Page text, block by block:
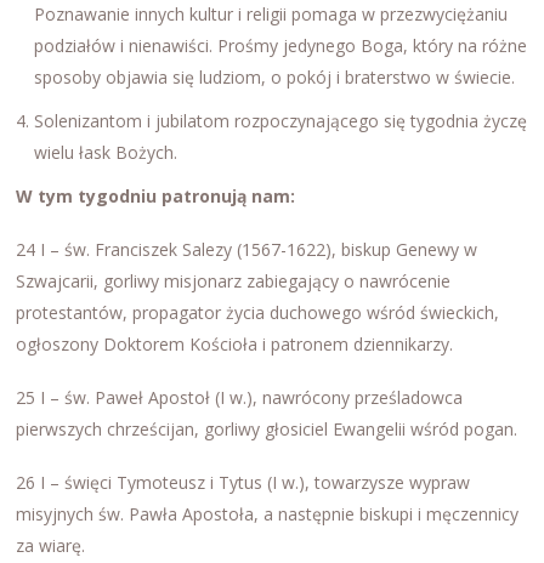
Poznawanie innych kultur i religii pomaga w przezwyciężaniu
podziałów i nienawiści. Prośmy jedynego Boga, który na różne
sposoby objawia się ludziom, o pokój i braterstwo w świecie.
Solenizantom i jubilatom rozpoczynającego się tygodnia życzę
wielu łask Bożych.
W tym tygodniu patronują nam:
24 I – św. Franciszek Salezy (1567-1622), biskup Genewy w
Szwajcarii, gorliwy misjonarz zabiegający o nawrócenie
protestantów, propagator życia duchowego wśród świeckich,
ogłoszony Doktorem Kościoła i patronem dziennikarzy.
25 I – św. Paweł Apostoł (I w.), nawrócony prześladowca
pierwszych chrześcijan, gorliwy głosiciel Ewangelii wśród pogan.
26 I – święci Tymoteusz i Tytus (I w.), towarzysze wypraw
misyjnych św. Pawła Apostoła, a następnie biskupi i męczennicy
za wiarę.